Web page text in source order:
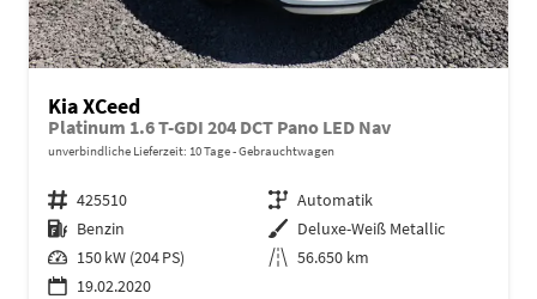
Kia XCeed
Platinum 1.6 T-GDI 204 DCT Pano LED Nav
unverbindliche Lieferzeit: 10 Tage Gebrauchtwagen
Fahrzeugnr. 425510 Getriebe Automatik
Kraftstoff Benzin Außenfarbe Deluxe-Weiß Metallic
Leistung 150 kW (204 PS) Kilometerstand 56.650 km
19.02.2020